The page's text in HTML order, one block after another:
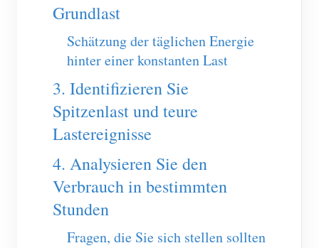
Hausautomation
Energieüberwachung für Fabriken
Ressourcen
Produkt-Schnellstart
Dokumentation
Tutorial-Video
FAQ
Nachrichten
Blog
Community
Mitwirkendenprogramm
Mitwirkenden-Center
IAMMETER Aktivitäten
App Store
Website erkunden
Lösungen
Kontakt
Grundlast
Schätzung der täglichen Energie
hinter einer konstanten Last
3. Identifizieren Sie
Spitzenlast und teure
Lastereignisse
4. Analysieren Sie den
Verbrauch in bestimmten
Stunden
Fragen, die Sie sich stellen sollten